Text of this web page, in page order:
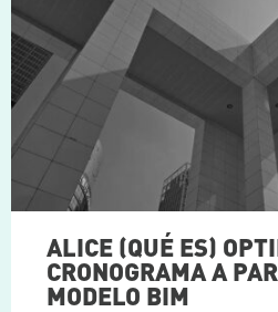
ALICE (QUÉ ES)
CRONOGRAMA A
MODELO BIM